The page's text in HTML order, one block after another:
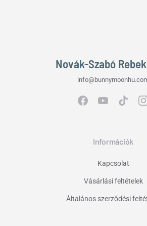
Novák-Szabó
Információk
Kapcsolat
Vásárlási feltételek
Általános szerződési